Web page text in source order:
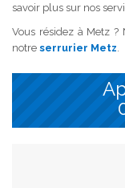
savoir plus sur nos
Vous résidez à Metz ?
notre serrurier Metz